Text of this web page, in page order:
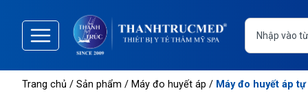
Trang
chủ
Trang chủ / Sản phẩm / Máy đo huyết áp / Máy đo huyết áp